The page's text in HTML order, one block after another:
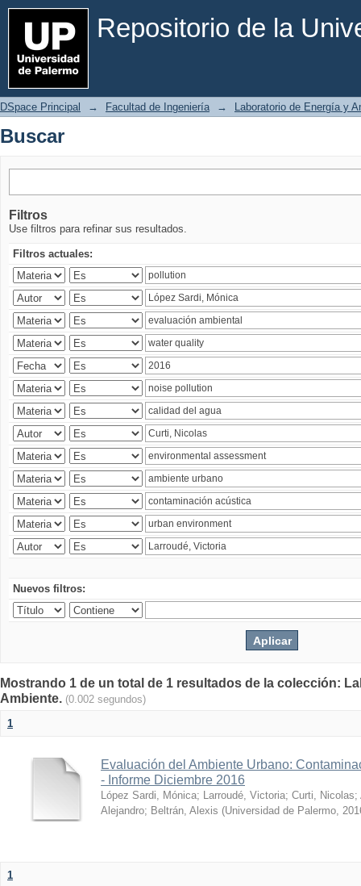
Repositorio de la
Buscar
DSpace Principal → Facultad de Ingeniería → Laboratorio de Energía y
Buscar
Filtros
Use filtros para refinar sus resultados.
Filtros actuales:
Nuevos filtros:
Mostrando 1 de un total de 1 resultados de la colección:
Ambiente. (0.002 segundos)
1
Evaluación del Ambiente Urbano:
- Informe Diciembre 2016
López Sardi, Mónica; Larroudé, Victoria; Curti, Nicolas;
Alejandro; Beltrán, Alexis (Universidad de Palermo,
1